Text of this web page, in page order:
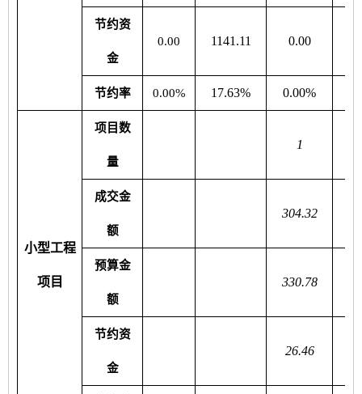
节约资
金
0.00 1141.11 0.00
节约率 0.00% 17.63% 0.00%
小型工程
项目
项目数
量
1
成交金
额
304.32
预算金
额
330.78
节约资
金
26.46